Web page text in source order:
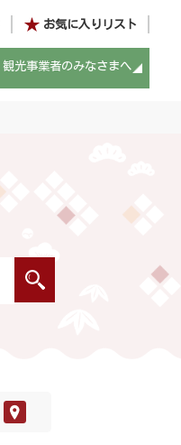
お気に入りリスト
観光事業者のみなさまへ